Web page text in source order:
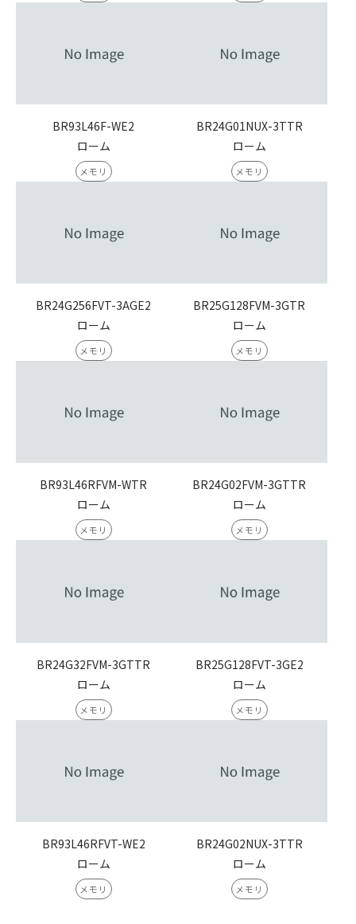
BR93L46F-WE2
ローム
メモリ
BR24G01NUX-3TTR
ローム
メモリ
BR24G256FVT-3AGE2
ローム
メモリ
BR25G128FVM-3GTR
ローム
メモリ
BR93L46RFVM-WTR
ローム
メモリ
BR24G02FVM-3GTTR
ローム
メモリ
BR24G32FVM-3GTTR
ローム
メモリ
BR25G128FVT-3GE2
ローム
メモリ
BR93L46RFVT-WE2
ローム
メモリ
BR24G02NUX-3TTR
ローム
メモリ